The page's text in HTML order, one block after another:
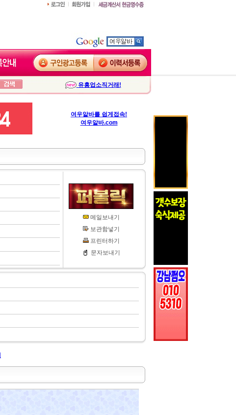
유흥업소직거래!
여우알바를 쉽게접속!
여우알바.com
메일보내기
보관함넣기
프린터하기
문자보내기